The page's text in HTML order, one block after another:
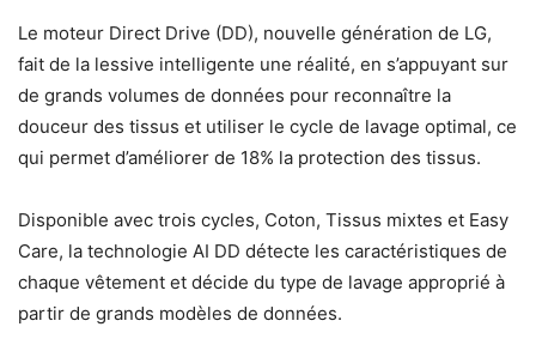
Le moteur Direct Drive (DD), nouvelle génération de LG,
fait de la lessive intelligente une réalité, en s’appuyant sur
de grands volumes de données pour reconnaître la
douceur des tissus et utiliser le cycle de lavage optimal, ce
qui permet d’améliorer de 18% la protection des tissus.
Disponible avec trois cycles, Coton, Tissus mixtes et Easy
Care, la technologie AI DD détecte les caractéristiques de
chaque vêtement et décide du type de lavage approprié à
partir de grands modèles de données.